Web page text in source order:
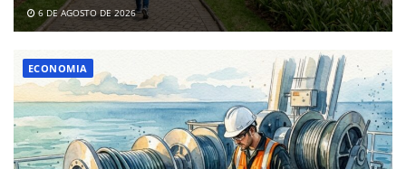
6 DE AGOSTO DE 2026
ECONOMIA